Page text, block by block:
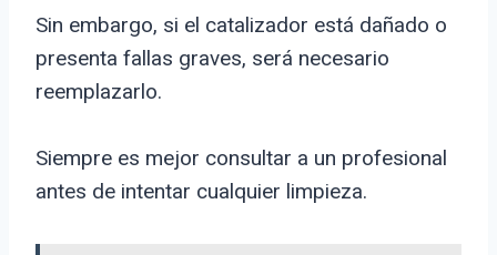
Sin embargo, si el catalizador está dañado o
presenta fallas graves, será necesario
reemplazarlo.
Siempre es mejor consultar a un profesional
antes de intentar cualquier limpieza.